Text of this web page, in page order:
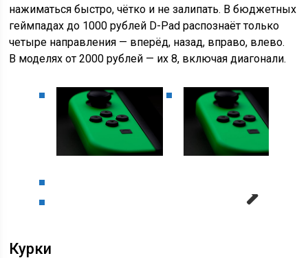
нажиматься быстро, чётко и не залипать. В бюджетных
геймпадах до 1000 рублей D-Pad распознаёт только
четыре направления — вперёд, назад, вправо, влево.
В моделях от 2000 рублей — их 8, включая диагонали.
Курки